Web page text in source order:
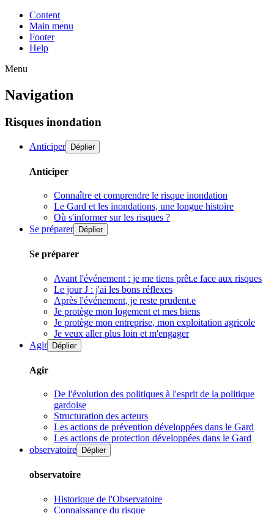
Content
Main menu
Footer
Help
Menu
Navigation
Risques inondation
Anticiper Déplier
Anticiper
Connaître et comprendre le risque inondation
Le Gard et les inondations, une longue histoire
Où s'informer sur les risques ?
Se préparer
Déplier
Se préparer
Avant l'événement : je me tiens prêt.e face aux risques
Le jour J : j'ai les bons réflexes
Après l'événement, je reste prudent.e
Je protège mon logement et mes biens
Je protège mon entreprise, mon exploitation agricole
Je veux aller plus loin et m'engager
Agir Déplier
Agir
De l'évolution des politiques à l'esprit de la politique
gardoise
Structuration des acteurs
Les actions de prévention développées dans le Gard
Les actions de protection développées dans le Gard
observatoire
Déplier
observatoire
Historique de l'Observatoire
Connaissance du risque